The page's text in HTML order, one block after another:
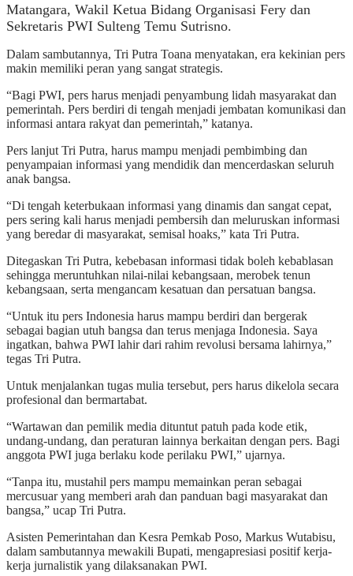
Matangara, Wakil Ketua Bidang Organisasi Fery dan
Sekretaris PWI Sulteng Temu Sutrisno.
Dalam sambutannya, Tri Putra Toana menyatakan, era kekinian pers
makin memiliki peran yang sangat strategis.
“Bagi PWI, pers harus menjadi penyambung lidah masyarakat dan
pemerintah. Pers berdiri di tengah menjadi jembatan komunikasi dan
informasi antara rakyat dan pemerintah,” katanya.
Pers lanjut Tri Putra, harus mampu menjadi pembimbing dan
penyampaian informasi yang mendidik dan mencerdaskan seluruh
anak bangsa.
“Di tengah keterbukaan informasi yang dinamis dan sangat cepat,
pers sering kali harus menjadi pembersih dan meluruskan informasi
yang beredar di masyarakat, semisal hoaks,” kata Tri Putra.
Ditegaskan Tri Putra, kebebasan informasi tidak boleh kebablasan
sehingga meruntuhkan nilai-nilai kebangsaan, merobek tenun
kebangsaan, serta mengancam kesatuan dan persatuan bangsa.
“Untuk itu pers Indonesia harus mampu berdiri dan bergerak
sebagai bagian utuh bangsa dan terus menjaga Indonesia. Saya
ingatkan, bahwa PWI lahir dari rahim revolusi bersama lahirnya,”
tegas Tri Putra.
Untuk menjalankan tugas mulia tersebut, pers harus dikelola secara
profesional dan bermartabat.
“Wartawan dan pemilik media dituntut patuh pada kode etik,
undang-undang, dan peraturan lainnya berkaitan dengan pers. Bagi
anggota PWI juga berlaku kode perilaku PWI,” ujarnya.
“Tanpa itu, mustahil pers mampu memainkan peran sebagai
mercusuar yang memberi arah dan panduan bagi masyarakat dan
bangsa,” ucap Tri Putra.
Asisten Pemerintahan dan Kesra Pemkab Poso, Markus Wutabisu,
dalam sambutannya mewakili Bupati, mengapresiasi positif kerja-
kerja jurnalistik yang dilaksanakan PWI.